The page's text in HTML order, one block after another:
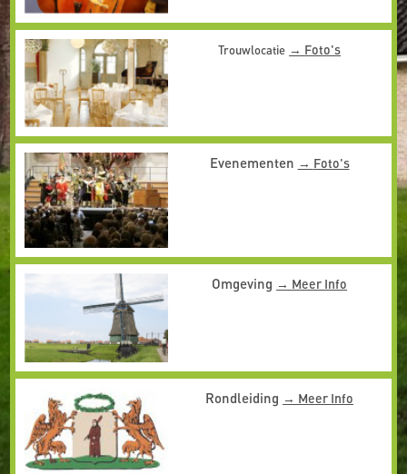
Trouwlocatie Foto's
Evenementen Foto's
Omgeving Meer Info
Rondleiding Meer Info